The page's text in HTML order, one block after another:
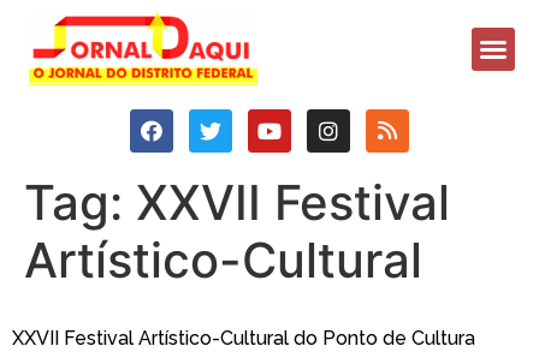
Tag: XXVII Festival
Artístico-Cultural
XXVII Festival Artístico-Cultural do Ponto de Cultura